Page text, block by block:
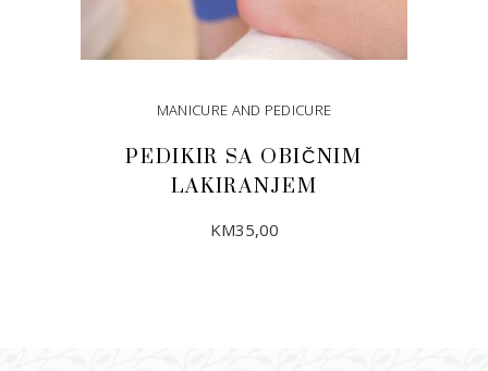
MANICURE AND PEDICURE
PEDIKIR SA OBIČNIM
LAKIRANJEM
KM35,00